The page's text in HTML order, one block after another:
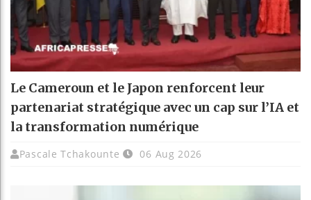
Le Cameroun et le Japon renforcent leur
partenariat stratégique avec un cap sur l’IA et
la transformation numérique
Pascale Tchakounte 06 Aug 2026